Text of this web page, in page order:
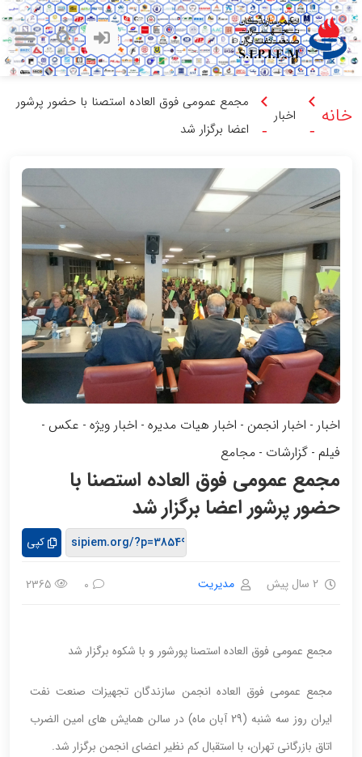
خانه -
اخبار
-
مجمع عمومی فوق العاده استصنا با حضور پرشور
اعضا برگزار شد
اخبار - اخبار انجمن - اخبار هیات مدیره - اخبار ویژه - عکس -
فیلم - گزارشات - مجامع
مجمع عمومی فوق العاده استصنا با
حضور پرشور اعضا برگزار شد
کپی
2 سال پیش مدیریت 0
2365
مجمع عمومی فوق العاده استصنا پورشور و با شکوه برگزار شد
مجمع عمومی فوق العاده انجمن سازندگان تجهیزات صنعت نفت
ایران روز سه شنبه (29 آبان ماه) در سالن همایش های امین الضرب
اتاق بازرگانی تهران، با استقبال کم نظیر اعضای انجمن برگزار شد.